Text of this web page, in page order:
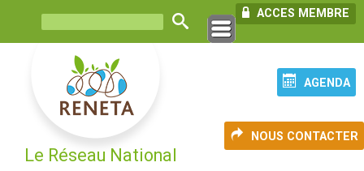
ACCES MEMBRE
AGENDA
NOUS CONTACTER
Le Réseau National